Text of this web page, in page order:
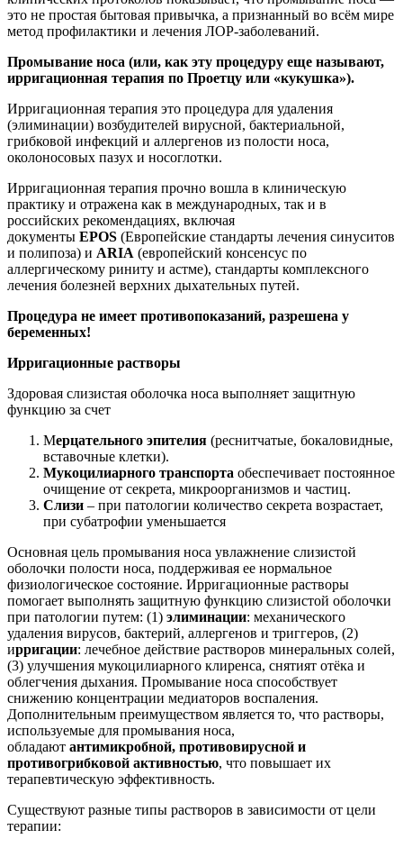
это не простая бытовая привычка, а признанный во всём мире
метод профилактики и лечения ЛОР-заболеваний.
Промывание носа (или, как эту процедуру еще называют,
ирригационная терапия по Проетцу или «кукушка»).
Ирригационная терапия это процедура для удаления
(элиминации) возбудителей вирусной, бактериальной,
грибковой инфекций и аллергенов из полости носа,
околоносовых пазух и носоглотки.
Ирригационная терапия прочно вошла в клиническую
практику и отражена как в международных, так и в
российских рекомендациях, включая
документы EPOS (Европейские стандарты лечения синуситов
и полипоза) и ARIA (европейский консенсус по
аллергическому риниту и астме), стандарты комплексного
лечения болезней верхних дыхательных путей.
Процедура не имеет противопоказаний, разрешена у
беременных!
Ирригационные растворы
Здоровая слизистая оболочка носа выполняет защитную
функцию за счет
Мерцательного эпителия (реснитчатые, бокаловидные,
вставочные клетки).
Мукоцилиарного транспорта обеспечивает постоянное
очищение от секрета, микроорганизмов и частиц.
Слизи – при патологии количество секрета возрастает,
при субатрофии уменьшается
Основная цель промывания носа увлажнение слизистой
оболочки полости носа, поддерживая ее нормальное
физиологическое состояние. Ирригационные растворы
помогает выполнять защитную функцию слизистой оболочки
при патологии путем: (1) элиминации: механического
удаления вирусов, бактерий, аллергенов и триггеров, (2)
ирригации: лечебное действие растворов минеральных солей,
(3) улучшения мукоцилиарного клиренса, снятият отёка и
облегчения дыхания. Промывание носа способствует
снижению концентрации медиаторов воспаления.
Дополнительным преимуществом является то, что растворы,
используемые для промывания носа,
обладают антимикробной, противовирусной и
противогрибковой активностью, что повышает их
терапевтическую эффективность.
Существуют разные типы растворов в зависимости от цели
терапии: